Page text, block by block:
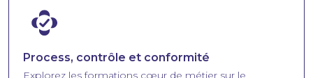
Image
Process, contrôle et conformité
Explorez les formations cœur de métier sur le